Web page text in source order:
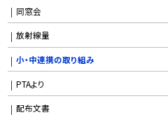
同窓会
放射線量
小・中連携の取り組み
PTAより
配布文書